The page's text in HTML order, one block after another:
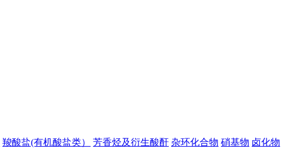
羧酸盐(有机酸盐类） 芳香烃及衍生酸酐 杂环化合物 硝基物 卤化物